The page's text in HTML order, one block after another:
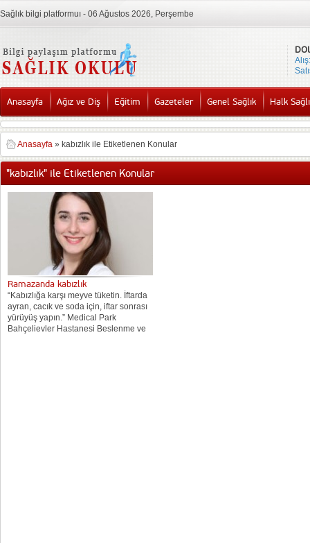
Sağlık bilgi platformuı - 06 Ağustos 2026, Perşembe
Alış:
Anasayfa Ağız ve Diş Eğitim Gazeteler Genel Sağlık Halk
Anasayfa » kabızlık ile Etiketlenen Konular
"kabızlık" ile Etiketlenen Konular
Ramazanda kabızlık
“Kabızlığa karşı meyve tüketin. İftarda
ayran, cacık ve soda için, iftar sonrası
yürüyüş yapın.” Medical Park
Bahçelievler Hastanesi Beslenme ve